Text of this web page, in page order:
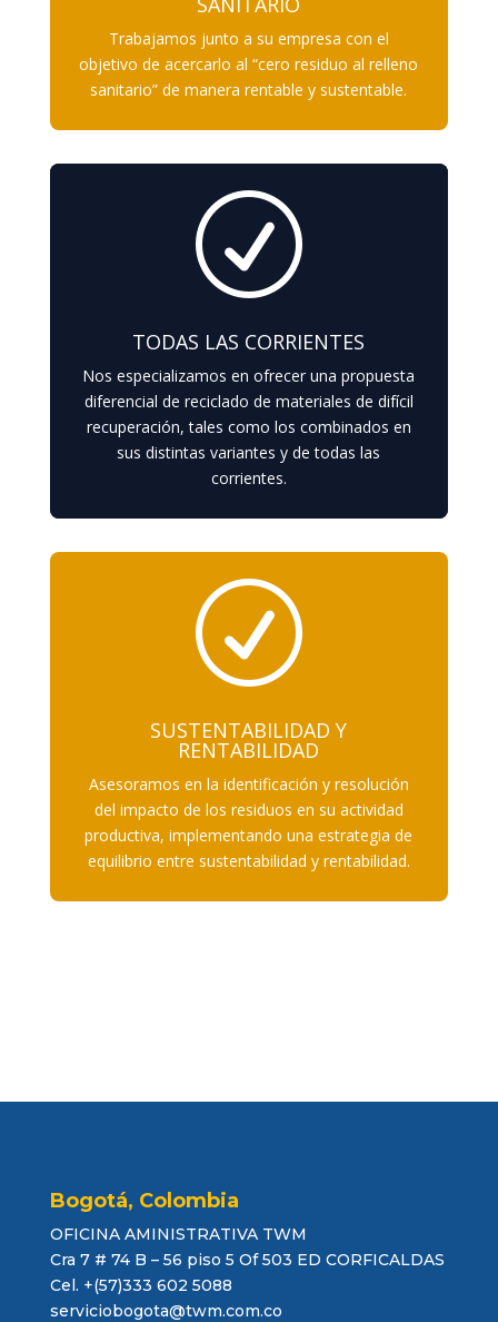
Trabajamos junto a su empresa con el
objetivo de acercarlo al “cero residuo al relleno
sanitario” de manera rentable y sustentable.
R
TODAS LAS CORRIENTES
Nos especializamos en ofrecer una propuesta
diferencial de reciclado de materiales de difícil
recuperación, tales como los combinados en
sus distintas variantes y de todas las
corrientes.
R
SUSTENTABILIDAD Y
RENTABILIDAD
Asesoramos en la identificación y resolución
del impacto de los residuos en su actividad
productiva, implementando una estrategia de
equilibrio entre sustentabilidad y rentabilidad.
Bogotá, Colombia
OFICINA AMINISTRATIVA TWM
Cra 7 # 74 B – 56 piso 5 Of 503 ED CORFICALDAS
Cel. +(57)333 602 5088
serviciobogota@twm.com.co